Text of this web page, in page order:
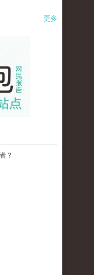
更多
120814.jpg
？